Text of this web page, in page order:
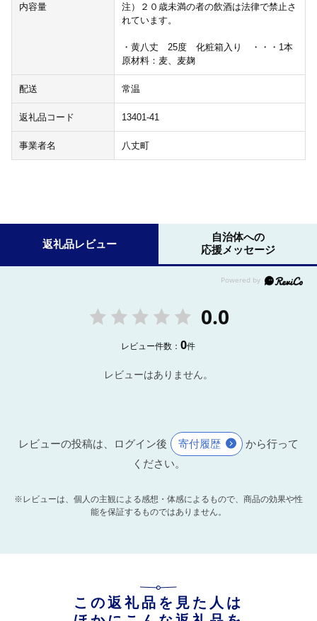
内容量
注）２０歳未満の者の飲酒は法律で禁止さ
れています。
・黄八丈 25度 化粧箱入り ・・・1本
原材料：麦、麦麹
配送 常温
返礼品コード 13401-41
事業者名 八丈町
返礼品レビュー
自治体への
応援メッセージ
0.0
レビュー件数：0件
レビューはありません。
レビューの投稿は、ログイン後 寄付履歴
から行って
ください。
※レビューは、個人の主観による感想・体感によるもので、商品の効果や性
能を保証するものではありません。
この返礼品を見た人は